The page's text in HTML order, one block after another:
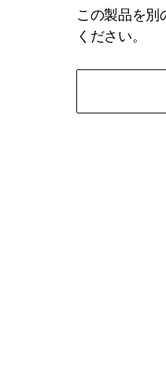
この製品を別
ください。